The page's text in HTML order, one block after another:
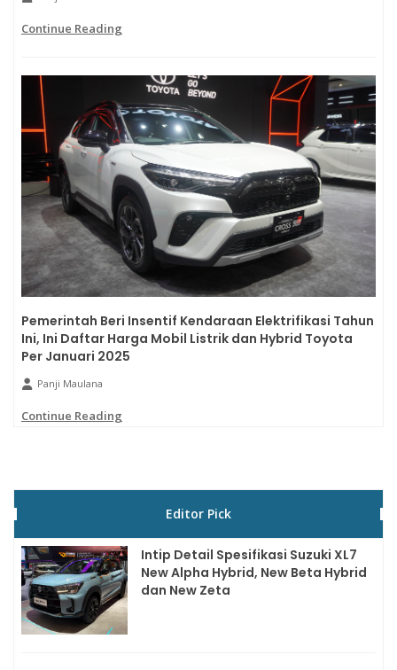
Continue Reading
Pemerintah Beri Insentif Kendaraan Elektrifikasi Tahun
Ini, Ini Daftar Harga Mobil Listrik dan Hybrid Toyota
Per Januari 2025
Panji Maulana
Continue Reading
Editor Pick
Intip Detail Spesifikasi Suzuki XL7
New Alpha Hybrid, New Beta Hybrid
dan New Zeta